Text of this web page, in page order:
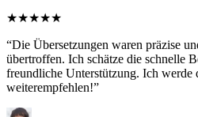
★★★★★
“Die Übersetzungen waren präzise
übertroffen. Ich schätze die schnelle
freundliche Unterstützung. Ich werde
weiterempfehlen!”